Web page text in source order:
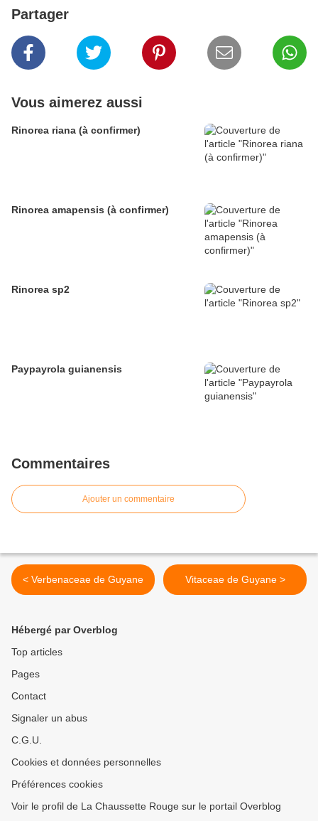
Partager
Vous aimerez aussi
Rinorea riana (à confirmer)
Rinorea amapensis (à confirmer)
Rinorea sp2
Paypayrola guianensis
Commentaires
Ajouter un commentaire
< Verbenaceae de Guyane Vitaceae de Guyane >
Hébergé par Overblog
Top articles
Pages
Contact
Signaler un abus
C.G.U.
Cookies et données personnelles
Préférences cookies
Voir le profil de La Chaussette Rouge sur le portail Overblog